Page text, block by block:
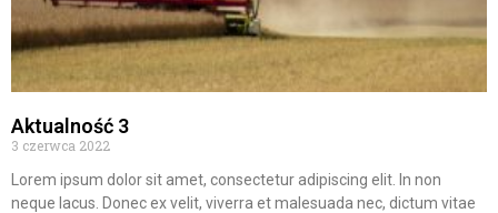
Aktualność 3
3 czerwca 2022
Lorem ipsum dolor sit amet, consectetur adipiscing elit. In non
neque lacus. Donec ex velit, viverra et malesuada nec, dictum vitae